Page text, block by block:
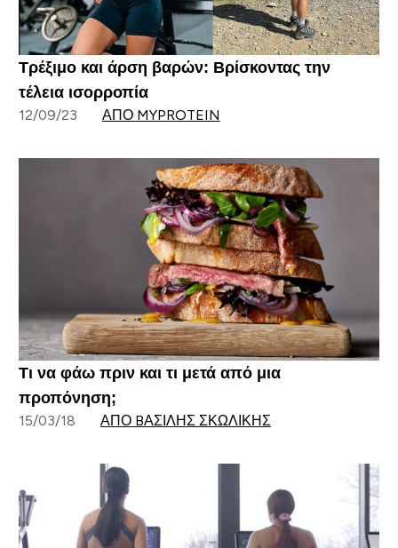
Τρέξιμο και άρση βαρών: Βρίσκοντας την
τέλεια ισορροπία
12/09/23 ΑΠΌ MYPROTEIN
Τι να φάω πριν και τι μετά από μια
προπόνηση;
15/03/18 ΑΠΌ BΑΣΊΛΗΣ ΣΚΩΛΊΚΗΣ